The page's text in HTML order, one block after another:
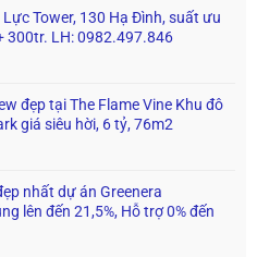
Tower, 130 Hạ Đình, suất ưu
300tr. LH: 0982.497.846
đẹp tại The Flame Vine Khu đô
giá siêu hời, 6 tỷ, 76m2
nhất dự án Greenera
lên đến 21,5%, Hỗ trợ 0% đến